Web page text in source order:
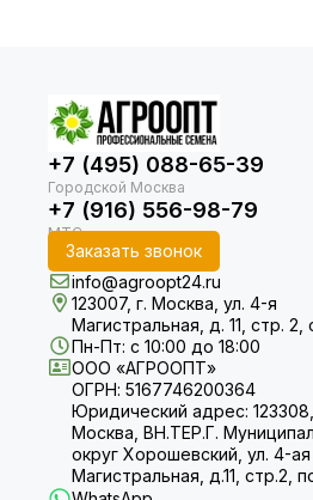
+7 (495) 088-65-39
+7 (916) 556-98-79
Заказать звонок
info@agroopt24.ru
123007, г. Москва, ул. 4-я
Магистральная, д. 11, стр. 2,
Пн-Пт: с 10:00 до 18:00
ООО «АГРООПТ»
ОГРН: 5167746200364
Юридический адрес: 123308,
Москва, ВН.ТЕР.Г.
округ Хорошевский, ул. 4-ая
Магистральная, д.11, стр.2,